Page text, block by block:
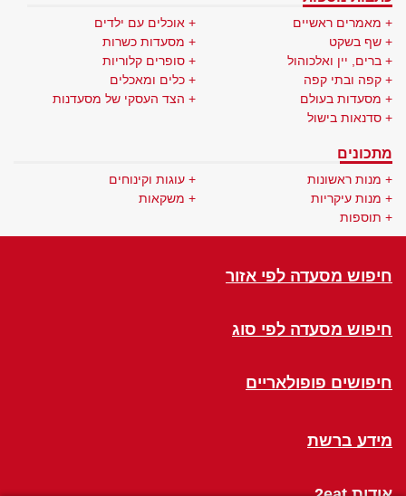
מאמרים ראשיים
שף בשקט
ברים, יין ואלכוהול
קפה ובתי קפה
מסעדות בעולם
סדנאות בישול
אוכלים עם ילדים
מסעדות כשרות
סופרים קלוריות
כלים ומאכלים
הצד העסקי של מסעדנות
מתכונים
מנות ראשונות
מנות עיקריות
תוספות
עוגות וקינוחים
משקאות
חיפוש מסעדה לפי אזור
חיפוש מסעדה לפי סוג
חיפושים פופולאריים
מידע ברשת